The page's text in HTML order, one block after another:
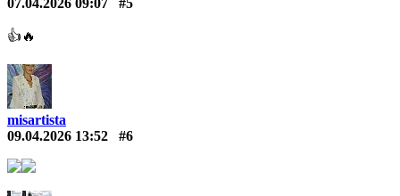
07.04.2026 09:07
#5
👍🔥
misartista
09.04.2026 13:52
#6